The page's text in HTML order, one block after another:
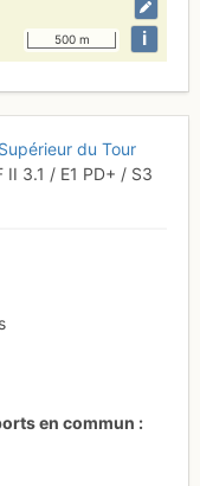
500 m i
du Tour
II 3.1 / E1 PD+ / S3
en commun